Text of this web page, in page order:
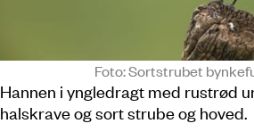
Foto: Sortstrubet
Hannen i yngledragt med rustrød
halskrave og sort strube og hoved.